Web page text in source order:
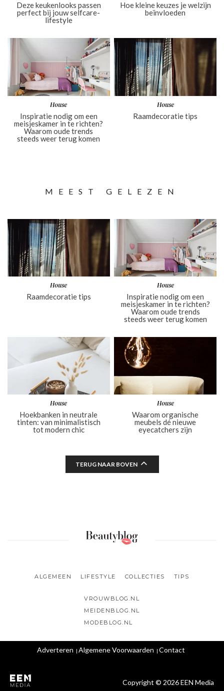
Deze keukenlooks passen
perfect bij jouw selfcare-
lifestyle
Hoe kleine keuzes je welzijn
beïnvloeden
House
Inspiratie nodig om een
meisjeskamer in te richten?
Waarom oude trends
steeds weer terug komen
House
Raamdecoratie tips
MEEST GELEZEN
House
Raamdecoratie tips
House
Inspiratie nodig om een
meisjeskamer in te richten?
Waarom oude trends
steeds weer terug komen
House
Hoekbanken in neutrale
tinten: van minimalistisch
tot modern chic
House
Waarom organische
meubels dé nieuwe
eyecatchers zijn
TERUG NAAR BOVEN
ALGEMEEN LIFESTYLE COLLECTIES TIPS
VROUWBLOG.NL
MEIDENBLOG.NL
MODEBLOG.NL
Copyright © 2026 EEN Media
Adverteren Algemene Voorwaarden Contact